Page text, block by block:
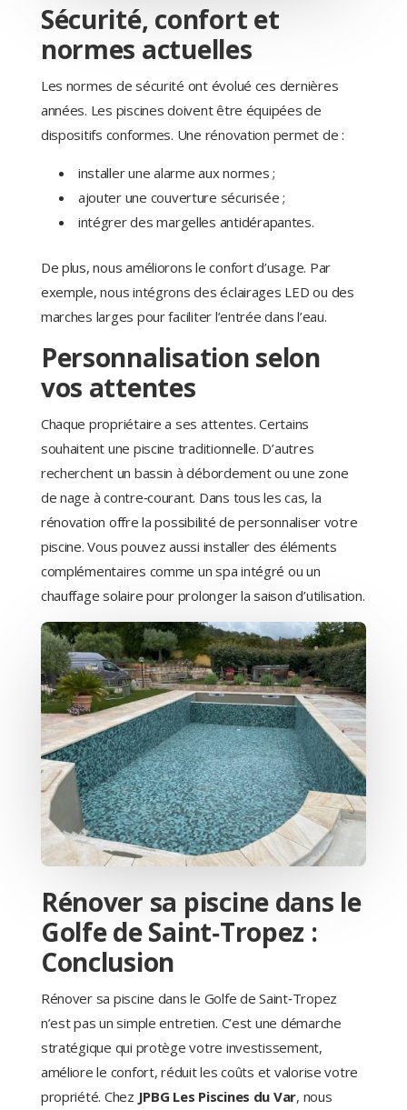
Sécurité, confort et
normes actuelles
Les normes de sécurité ont évolué ces dernières
années. Les piscines doivent être équipées de
dispositifs conformes. Une rénovation permet de :
installer une alarme aux normes ;
ajouter une couverture sécurisée ;
intégrer des margelles antidérapantes.
De plus, nous améliorons le confort d’usage. Par
exemple, nous intégrons des éclairages LED ou des
marches larges pour faciliter l’entrée dans l’eau.
Personnalisation selon
vos attentes
Chaque propriétaire a ses attentes. Certains
souhaitent une piscine traditionnelle. D’autres
recherchent un bassin à débordement ou une zone
de nage à contre‑courant. Dans tous les cas, la
rénovation offre la possibilité de personnaliser votre
piscine. Vous pouvez aussi installer des éléments
complémentaires comme un spa intégré ou un
chauffage solaire pour prolonger la saison d’utilisation.
Rénover sa piscine dans le
Golfe de Saint‑Tropez :
Conclusion
Rénover sa piscine dans le Golfe de Saint‑Tropez
n’est pas un simple entretien. C’est une démarche
stratégique qui protège votre investissement,
améliore le confort, réduit les coûts et valorise votre
propriété. Chez JPBG Les Piscines du Var, nous